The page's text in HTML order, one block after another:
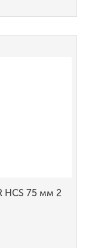
HCS 75 мм 2